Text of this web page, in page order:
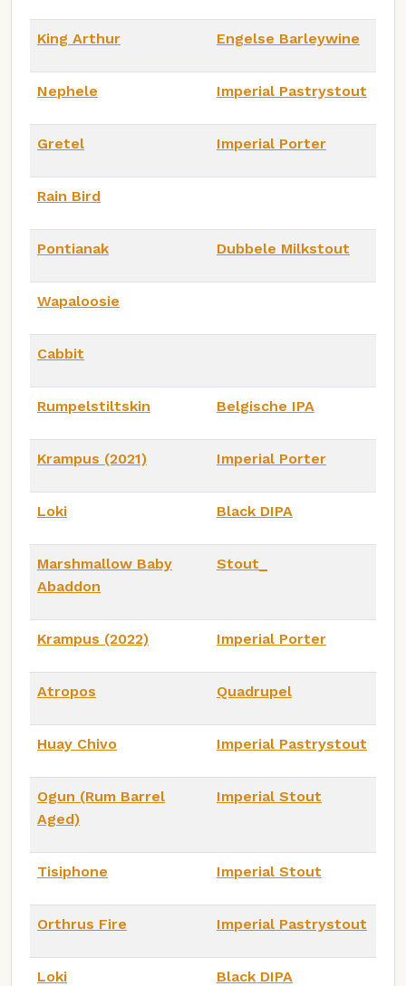
King Arthur Engelse Barleywine
Nephele Imperial Pastrystout
Gretel Imperial Porter
Rain Bird
Pontianak Dubbele Milkstout
Wapaloosie
Cabbit
Rumpelstiltskin Belgische IPA
Krampus (2021) Imperial Porter
Loki Black DIPA
Marshmallow Baby
Abaddon
Stout_
Krampus (2022) Imperial Porter
Atropos Quadrupel
Huay Chivo Imperial Pastrystout
Ogun (Rum Barrel
Aged)
Imperial Stout
Tisiphone Imperial Stout
Orthrus Fire Imperial Pastrystout
Loki Black DIPA